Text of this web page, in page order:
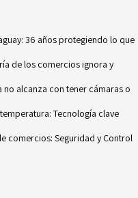
36 años protegiendo lo que
de los comercios ignora y
no alcanza con tener cámaras o
Tecnología clave
comercios: Seguridad y Control